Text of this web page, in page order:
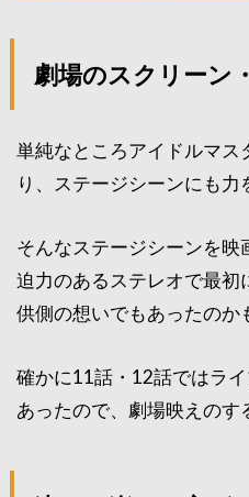
劇場のスクリーン
単純なところアイドルマス
り、ステージシーンにも力
そんなステージシーンを映
迫力のあるステレオで最初
供側の想いでもあったのか
確かに11話・12話ではラ
あったので、劇場映えのす